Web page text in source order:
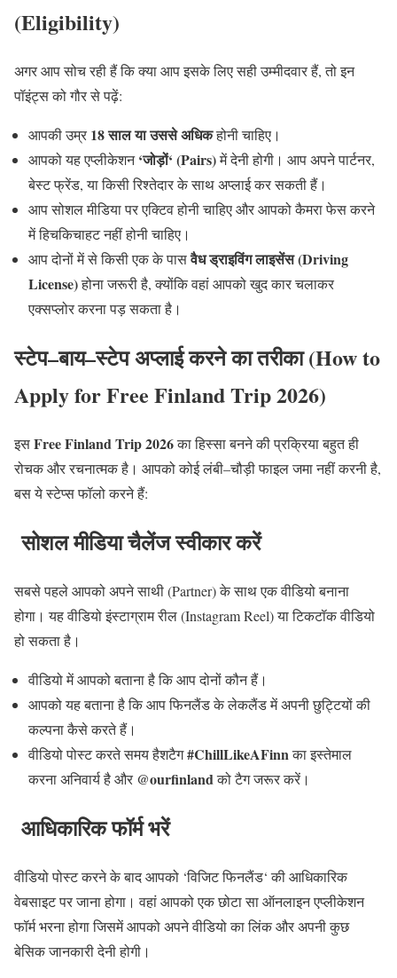
(Eligibility)
अगर आप सोच रही हैं कि क्या आप इसके लिए सही उम्मीदवार हैं,तो इन
पॉइंट्स को गौर से पढ़ें:
आपकी उम्र 18सालयाउससेअधिकहोनी चाहिए।
आपको यह एप्लीकेशन ‘जोड़ों‘ (Pairs)में देनी होगी। आप अपने पार्टनर,
बेस्ट फ्रेंड,या किसी रिश्तेदार के साथ अप्लाई कर सकती हैं।
आप सोशल मीडिया पर एक्टिव होनी चाहिए और आपको कैमरा फेस करने
में हिचकिचाहट नहीं होनी चाहिए।
आप दोनों में से किसी एक के पासवैधड्राइविंगलाइसेंस(Driving
License)होना जरूरी है,क्योंकि वहां आपको खुद कार चलाकर
एक्सप्लोर करना पड़ सकता है।
स्टेप–बाय–स्टेपअप्लाईकरनेकातरीका(How to
Apply for Free Finland Trip 2026)
इसFree Finland Trip 2026का हिस्सा बनने की प्रक्रिया बहुत ही
रोचक और रचनात्मक है। आपको कोई लंबी–चौड़ी फाइल जमा नहीं करनी है,
बस ये स्टेप्स फॉलो करने हैं:
सोशलमीडियाचैलेंजस्वीकारकरें
सबसे पहले आपको अपने साथी(Partner)के साथ एक वीडियो बनाना
होगा। यह वीडियो इंस्टाग्राम रील(Instagram Reel)या टिकटॉक वीडियो
हो सकता है।
वीडियो में आपको बताना है कि आप दोनों कौन हैं।
आपको यह बताना है कि आप फिनलैंड के लेकलैंड में अपनी छुट्टियों की
कल्पना कैसे करते हैं।
वीडियो पोस्ट करते समय हैशटैग#ChillLikeAFinnका इस्तेमाल
करना अनिवार्य है और @ourfinlandको टैग जरूर करें।
आधिकारिकफॉर्मभरें
वीडियो पोस्ट करने के बाद आपको ‘विजिट फिनलैंड‘की आधिकारिक
वेबसाइट पर जाना होगा। वहां आपको एक छोटा सा ऑनलाइन एप्लीकेशन
फॉर्म भरना होगा जिसमें आपको अपने वीडियो का लिंक और अपनी कुछ
बेसिक जानकारी देनी होगी।